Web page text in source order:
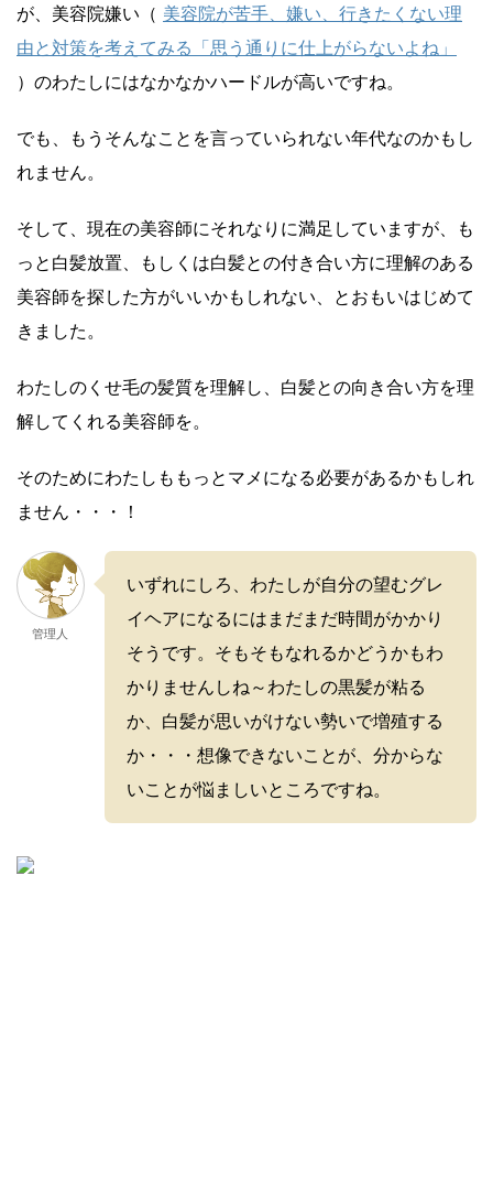
が、美容院嫌い（ 美容院が苦手、嫌い、行きたくない理
由と対策を考えてみる「思う通りに仕上がらないよね」
）のわたしにはなかなかハードルが高いですね。
でも、もうそんなことを言っていられない年代なのかもし
れません。
そして、現在の美容師にそれなりに満足していますが、も
っと白髪放置、もしくは白髪との付き合い方に理解のある
美容師を探した方がいいかもしれない、とおもいはじめて
きました。
わたしのくせ毛の髪質を理解し、白髪との向き合い方を理
解してくれる美容師を。
そのためにわたしももっとマメになる必要があるかもしれ
ません・・・！
管理人
いずれにしろ、わたしが自分の望むグレ
イヘアになるにはまだまだ時間がかかり
そうです。そもそもなれるかどうかもわ
かりませんしね～わたしの黒髪が粘る
か、白髪が思いがけない勢いで増殖する
か・・・想像できないことが、分からな
いことが悩ましいところですね。